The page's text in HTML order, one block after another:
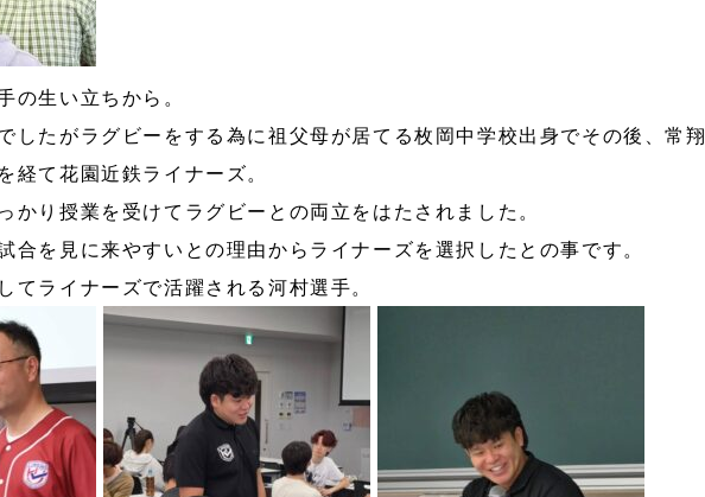
の生い立ちから。
したがラグビーをする為に祖父母が居てる枚岡中学校出身でその後、常翔
経て花園近鉄ライナーズ。
かり授業を受けてラグビーとの両立をはたされました。
合を見に来やすいとの理由からライナーズを選択したとの事です。
てライナーズで活躍される河村選手。